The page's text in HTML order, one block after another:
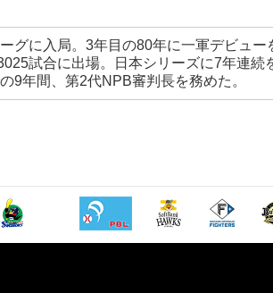
グに入局。3年目の80年に一軍デビュ
試合に出場。日本シリーズに7年連続
9年間、第2代NPB審判長を務めた。